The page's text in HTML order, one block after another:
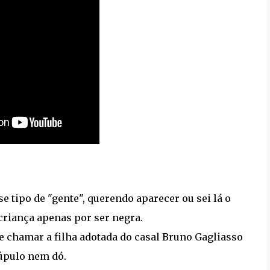
tipo de "gente", querendo aparecer ou sei lá o
apenas por ser negra.
a filha adotada do casal Bruno Gagliasso
nem dó.